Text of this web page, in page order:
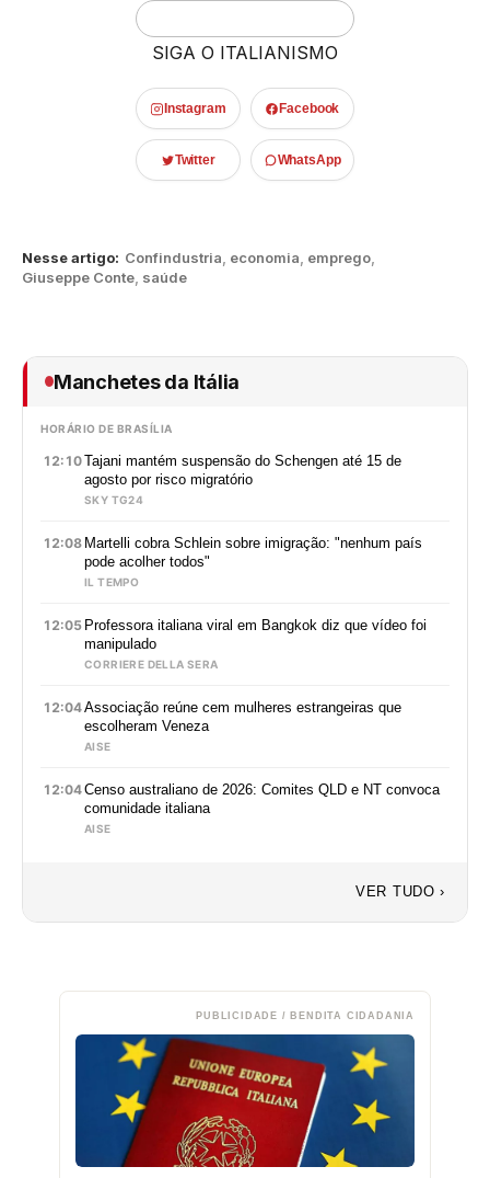
SIGA O ITALIANISMO
Instagram Facebook
Twitter WhatsApp
Nesse artigo: Confindustria economia emprego
Giuseppe Conte saúde
Manchetes da Itália
HORÁRIO DE BRASÍLIA
12:10Tajani mantém suspensão do Schengen até 15 de
agosto por risco migratório
SKY TG24
12:08 Martelli cobra Schlein sobre imigração: "nenhum país
pode acolher todos"
IL TEMPO
12:05 Professora italiana viral em Bangkok diz que vídeo foi
manipulado
CORRIERE DELLA SERA
12:04Associação reúne cem mulheres estrangeiras que
escolheram Veneza
AISE
12:04Censo australiano de 2026: Comites QLD e NT convoca
comunidade italiana
AISE
VER TUDO ›
PUBLICIDADE / BENDITA CIDADANIA